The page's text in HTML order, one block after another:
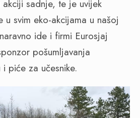
akciji sadnje, te je uvijek
u svim eko-akcijama u našoj
ide i firmi Eurosjaj
pošumljavanja
piće za učesnike.